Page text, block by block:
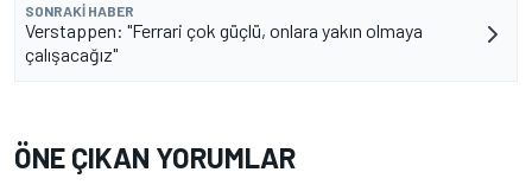
SONRAKI HABER
Verstappen: "Ferrari çok güçlü, onlara yakın olmaya
çalışacağız"
ÖNE ÇIKAN YORUMLAR